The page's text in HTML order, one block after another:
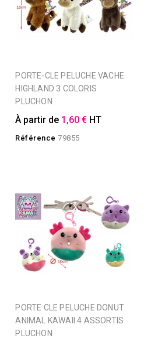
PORTE-CLE PELUCHE VACHE
HIGHLAND 3 COLORIS
PLUCHON
À partir de 1,60 € HT
Référence 79855
PORTE CLE PELUCHE DONUT
ANIMAL KAWAII 4 ASSORTIS
PLUCHON